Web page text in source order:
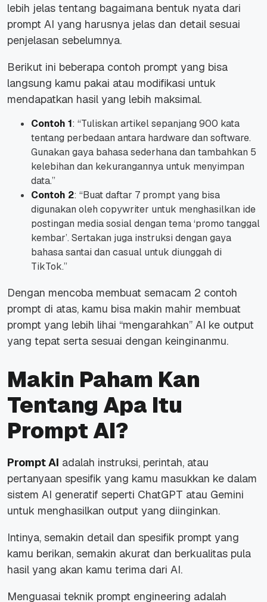
lebih jelas tentang bagaimana bentuk nyata dari
prompt AI yang harusnya jelas dan detail sesuai
penjelasan sebelumnya.
Berikut ini beberapa contoh prompt yang bisa
langsung kamu pakai atau modifikasi untuk
mendapatkan hasil yang lebih maksimal.
Contoh 1: “Tuliskan artikel sepanjang 900 kata
tentang perbedaan antara hardware dan software.
Gunakan gaya bahasa sederhana dan tambahkan 5
kelebihan dan kekurangannya untuk menyimpan
data.”
Contoh 2: “Buat daftar 7 prompt yang bisa
digunakan oleh copywriter untuk menghasilkan ide
postingan media sosial dengan tema ‘promo tanggal
kembar’. Sertakan juga instruksi dengan gaya
bahasa santai dan casual untuk diunggah di
TikTok.”
Dengan mencoba membuat semacam 2 contoh
prompt di atas, kamu bisa makin mahir membuat
prompt yang lebih lihai “mengarahkan” AI ke output
yang tepat serta sesuai dengan keinginanmu.
Makin Paham Kan
Tentang Apa Itu
Prompt AI?
Prompt AI adalah instruksi, perintah, atau
pertanyaan spesifik yang kamu masukkan ke dalam
sistem AI generatif seperti ChatGPT atau Gemini
untuk menghasilkan output yang diinginkan.
Intinya, semakin detail dan spesifik prompt yang
kamu berikan, semakin akurat dan berkualitas pula
hasil yang akan kamu terima dari AI.
Menguasai teknik prompt engineering adalah